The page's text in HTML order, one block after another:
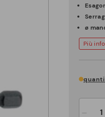
ø
Più
-